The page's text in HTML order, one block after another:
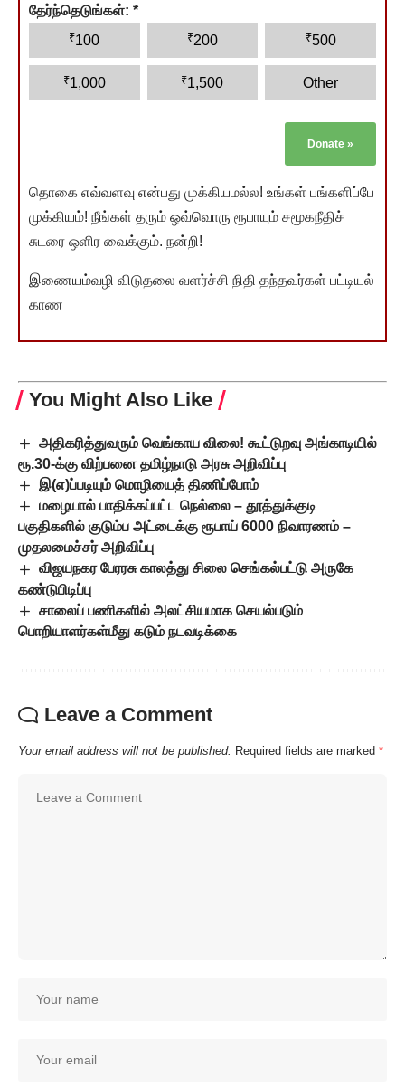
தேர்ந்தெடுங்கள்: *
₹100 ₹200 ₹500
₹1,000 ₹1,500 Other
Donate »
தொகை எவ்வளவு என்பது முக்கியமல்ல! உங்கள் பங்களிப்பே
முக்கியம்! நீங்கள் தரும் ஒவ்வொரு ரூபாயும் சமூகநீதிச்
சுடரை ஒளிர வைக்கும். நன்றி!
இணையம்வழி விடுதலை வளர்ச்சி நிதி தந்தவர்கள் பட்டியல்
காண
You Might Also Like
அதிகரித்துவரும் வெங்காய விலை! கூட்டுறவு அங்காடியில்
ரூ.30-க்கு விற்பனை தமிழ்நாடு அரசு அறிவிப்பு
இ(எ)ப்படியும் மொழியைத் திணிப்போம்
மழையால் பாதிக்கப்பட்ட நெல்லை – தூத்துக்குடி
பகுதிகளில் குடும்ப அட்டைக்கு ரூபாய் 6000 நிவாரணம் –
முதலமைச்சர் அறிவிப்பு
விஜயநகர பேரரசு காலத்து சிலை செங்கல்பட்டு அருகே
கண்டுபிடிப்பு
சாலைப் பணிகளில் அலட்சியமாக செயல்படும்
பொறியாளர்கள்மீது கடும் நடவடிக்கை
Leave a Comment
Your email address will not be published. Required fields are marked *